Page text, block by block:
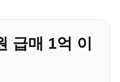
급매 1억 이